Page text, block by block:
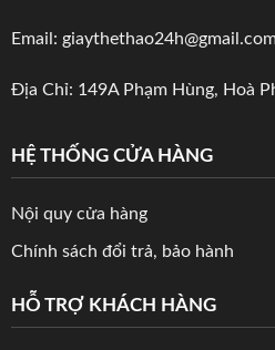
Email:
Địa Chỉ: 149A Phạm Hùng, Hoà
HỆ THỐNG CỬA HÀNG
Nội quy cửa hàng
Chính sách đổi trả, bảo hành
HỖ TRỢ KHÁCH HÀNG